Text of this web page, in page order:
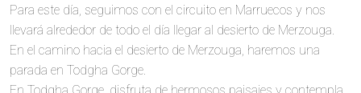
Para este día, seguimos con el circuito en Marruecos y nos
llevará alrededor de todo el día llegar al desierto de Merzouga.
En el camino hacia el desierto de Merzouga, haremos una
parada en Todgha Gorge.